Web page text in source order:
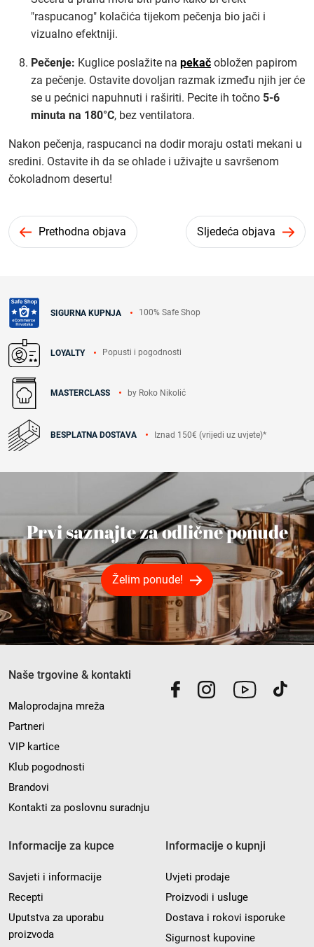
"raspucanog" kolačića tijekom pečenja bio jači i
vizualno efektniji.
Pečenje: Kuglice poslažite na pekač obložen papirom
za pečenje. Ostavite dovoljan razmak između njih jer će
se u pećnici napuhnuti i raširiti. Pecite ih točno 5-6
minuta na 180°C, bez ventilatora.
Nakon pečenja, raspucanci na dodir moraju ostati mekani u
sredini. Ostavite ih da se ohlade i uživajte u savršenom
čokoladnom desertu!
Prethodna objava Sljedeća objava
SIGURNA KUPNJA 100% Safe Shop
LOYALTY Popusti i pogodnosti
MASTERCLASS by Roko Nikolić
BESPLATNA DOSTAVA Iznad 150€ (vrijedi uz uvjete)*
Prvi saznajte za odlične ponude
Želim ponude!
Naše trgovine & kontakti
Maloprodajna mreža
Partneri
VIP kartice
Klub pogodnosti
Brandovi
Kontakti za poslovnu suradnju
Informacije za kupce
Savjeti i informacije
Recepti
Uputstva za uporabu
proizvoda
Informacije o kupnji
Uvjeti prodaje
Proizvodi i usluge
Dostava i rokovi isporuke
Sigurnost kupovine